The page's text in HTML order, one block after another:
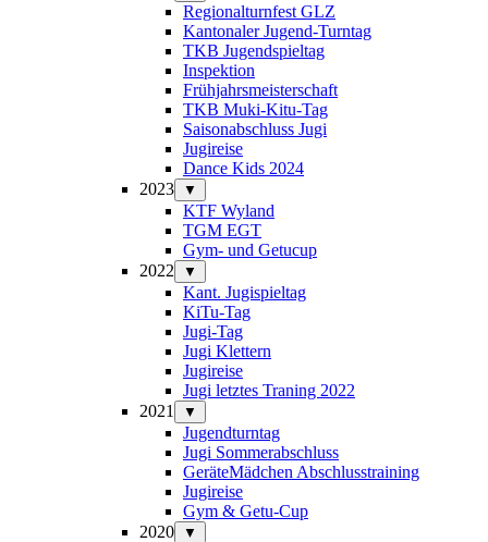
Regionalturnfest GLZ
Kantonaler Jugend-Turntag
TKB Jugendspieltag
Inspektion
Frühjahrsmeisterschaft
TKB Muki-Kitu-Tag
Saisonabschluss Jugi
Jugireise
Dance Kids 2024
2023
▼
KTF Wyland
TGM EGT
Gym- und Getucup
2022
▼
Kant. Jugispieltag
KiTu-Tag
Jugi-Tag
Jugi Klettern
Jugireise
Jugi letztes Traning 2022
2021
▼
Jugendturntag
Jugi Sommerabschluss
GeräteMädchen Abschlusstraining
Jugireise
Gym & Getu-Cup
2020
▼